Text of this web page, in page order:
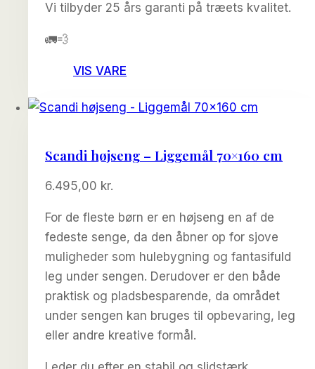
Vi tilbyder 25 års garanti på træets kvalitet.
🚛💨
VIS VARE
Scandi højseng – Liggemål 70×160 cm
6.495,00 kr.
For de fleste børn er en højseng en af de
fedeste senge, da den åbner op for sjove
muligheder som hulebygning og fantasifuld
leg under sengen. Derudover er den både
praktisk og pladsbesparende, da området
under sengen kan bruges til opbevaring, leg
eller andre kreative formål.